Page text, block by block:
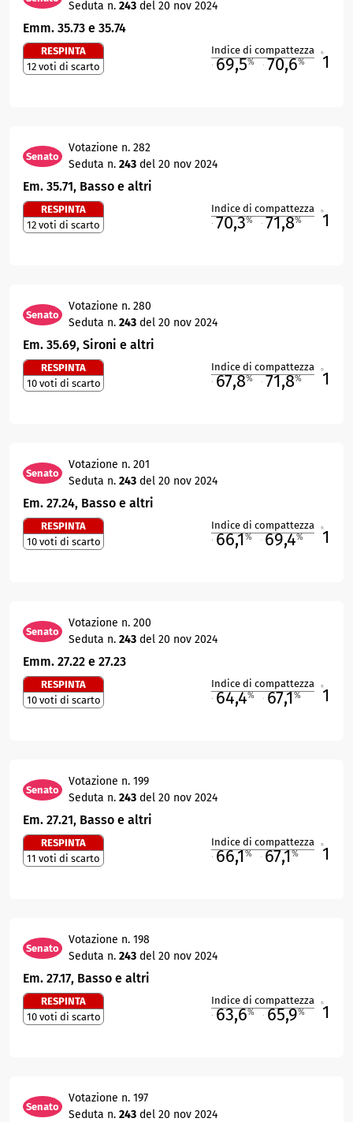
Seduta n. 243 del 20 nov 2024
Emm. 35.73 e 35.74
RESPINTA
12 voti di scarto
Indice di compattezza
69,5% 70,6% 1
Senato
Votazione n. 282
Seduta n. 243 del 20 nov 2024
Em. 35.71, Basso e altri
RESPINTA
12 voti di scarto
Indice di compattezza
70,3% 71,8% 1
Senato
Votazione n. 280
Seduta n. 243 del 20 nov 2024
Em. 35.69, Sironi e altri
RESPINTA
10 voti di scarto
Indice di compattezza
67,8% 71,8% 1
Senato
Votazione n. 201
Seduta n. 243 del 20 nov 2024
Em. 27.24, Basso e altri
RESPINTA
10 voti di scarto
Indice di compattezza
66,1% 69,4% 1
Senato
Votazione n. 200
Seduta n. 243 del 20 nov 2024
Emm. 27.22 e 27.23
RESPINTA
10 voti di scarto
Indice di compattezza
64,4% 67,1% 1
Senato
Votazione n. 199
Seduta n. 243 del 20 nov 2024
Em. 27.21, Basso e altri
RESPINTA
11 voti di scarto
Indice di compattezza
66,1% 67,1% 1
Senato
Votazione n. 198
Seduta n. 243 del 20 nov 2024
Em. 27.17, Basso e altri
RESPINTA
10 voti di scarto
Indice di compattezza
63,6% 65,9% 1
Senato
Votazione n. 197
Seduta n. 243 del 20 nov 2024